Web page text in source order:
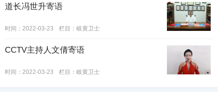
道长冯世升寄语
时间：2022-03-23 栏目： 岐黄卫士
CCTV主持人文倩寄语
时间：2022-03-23 栏目： 岐黄卫士